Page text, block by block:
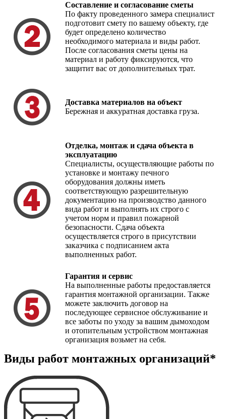
Составление и согласование сметы
По факту проведенного замера специалист
подготовит смету по вашему объекту, где
будет определено количество
необходимого материала и виды работ.
После согласования сметы цены на
материал и работу фиксируются, что
защитит вас от дополнительных трат.
Доставка материалов на объект
Бережная и аккуратная доставка груза.
Отделка, монтаж и сдача объекта в
эксплуатацию
Специалисты, осуществляющие работы по
установке и монтажу печного
оборудования должны иметь
соответствующую разрешительную
документацию на производство данного
вида работ и выполнять их строго с
учетом норм и правил пожарной
безопасности. Сдача объекта
осуществляется строго в присутствии
заказчика с подписанием акта
выполненных работ.
Гарантия и сервис
На выполненные работы предоставляется
гарантия монтажной организации. Также
можете заключить договор на
последующее сервисное обслуживание и
все заботы по уходу за вашим дымоходом
и отопительным устройством монтажная
организация возьмет на себя.
Виды работ монтажных организаций*